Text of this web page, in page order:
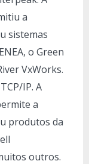
a
sistemas
o Green
VxWorks.
IP. A
a
produtos da
outros.